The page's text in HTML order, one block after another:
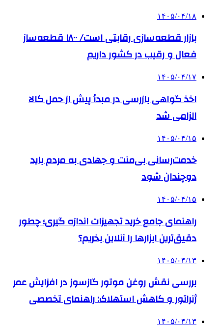
۱۴۰۵/۰۴/۱۸
بازار قطعه‌سازی رقابتی است/ ۱۸۰۰ قطعه‌ساز
فعال و رقیب در کشور داریم
۱۴۰۵/۰۴/۱۷
اخذ گواهی بازرسی در مبدأ پیش از حمل کالا
الزامی شد
۱۴۰۵/۰۴/۱۵
خدمت‌رسانی بی‌منت و جهادی به مردم باید
دوچندان شود
۱۴۰۵/۰۴/۱۵
راهنمای جامع خرید تجهیزات اندازه گیری؛ چطور
دقیق‌ترین ابزارها را آنلاین بخریم؟
۱۴۰۵/۰۴/۱۳
بررسی نقش روغن موتور گازسوز در افزایش عمر
ژنراتور و کاهش استهلاک: راهنمای تخصصی
۱۴۰۵/۰۴/۱۳